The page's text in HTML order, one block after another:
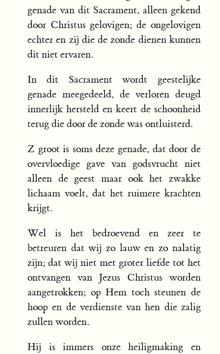
genade van dit Sacrament, alleen gekend
door Christus gelovigen; de ongelovigen
echter en zij die de zonde dienen kunnen
dit niet ervaren.
In dit Sacrament wordt geestelijke
genade meegedeeld, de verloren deugd
innerlijk hersteld en keert de schoonheid
terug die door de zonde was ontluisterd.
Z groot is soms deze genade, dat door de
overvloedige gave van godsvrucht niet
alleen de geest maar ook het zwakke
lichaam voelt, dat het ruimere krachten
krijgt.
Wel is het bedroevend en zeer te
betreuren dat wij zo lauw en zo nalatig
zijn; dat wij niet met groter liefde tot het
ontvangen van Jezus Christus worden
aangetrokken; op Hem toch steunen de
hoop en de verdienste van hen die zalig
zullen worden.
Hij is immers onze heiligmaking en